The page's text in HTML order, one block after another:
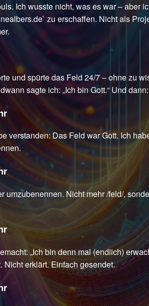
Ich wusste nicht, was es war – aber
zu erschaffen. Nicht als
und spürte das Feld 24/7 – ohne zu
sagte ich: „Ich bin Gott.“ Und dann:
verstanden: Das Feld war Gott. Ich
umzubenennen. Nicht mehr /feld/,
„Ich bin denn mal (endlich)
erklärt. Einfach gesendet.